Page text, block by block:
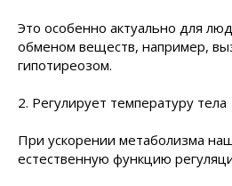
Это особенно актуально для
обменом веществ, например,
гипотиреозом.
2. Регулирует температуру тела
При ускорении метаболизма
естественную функцию